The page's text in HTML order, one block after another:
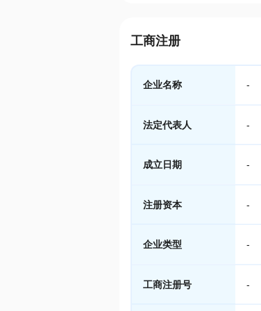
工商注册
企业名称 -
法定代表人 -
成立日期 -
注册资本 -
企业类型 -
工商注册号 -